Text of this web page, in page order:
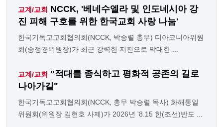
교계/교회 NCCK, '베네수엘라 및 인도네시아 강
진 피해 구호를 위한 한국교회 사랑 나눔'
한국기독교교회협의회(NCCK, 박승렬 총무) 디아코니아위원
회(송정경위원장)가 최근 강력한 지진으로 막대한 ...
교계/교회 "적대를 종식하고 평화적 공존의 길로
나아가길"
한국기독교교회협의회(NCCK, 총무 박승렬 목사) 화해통일
위원회(위원장 김현호 사제)가 2026년 '8.15 한(조선)반도 ...